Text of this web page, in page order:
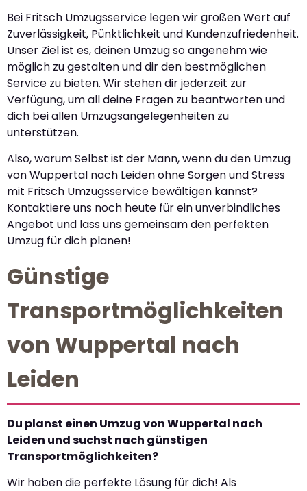
Bei Fritsch Umzugsservice legen wir großen Wert auf
Zuverlässigkeit, Pünktlichkeit und Kundenzufriedenheit.
Unser Ziel ist es, deinen Umzug so angenehm wie
möglich zu gestalten und dir den bestmöglichen
Service zu bieten. Wir stehen dir jederzeit zur
Verfügung, um all deine Fragen zu beantworten und
dich bei allen Umzugsangelegenheiten zu
unterstützen.
Also, warum Selbst ist der Mann, wenn du den Umzug
von Wuppertal nach Leiden ohne Sorgen und Stress
mit Fritsch Umzugsservice bewältigen kannst?
Kontaktiere uns noch heute für ein unverbindliches
Angebot und lass uns gemeinsam den perfekten
Umzug für dich planen!
Günstige
Transportmöglichkeiten
von Wuppertal nach
Leiden
Du planst einen Umzug von Wuppertal nach
Leiden und suchst nach günstigen
Transportmöglichkeiten?
Wir haben die perfekte Lösung für dich! Als